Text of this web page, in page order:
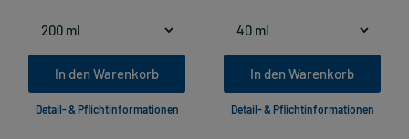
In den Warenkorb
Detail- & Pflichtinformationen
In den Warenkorb
Detail- & Pflichtinformationen